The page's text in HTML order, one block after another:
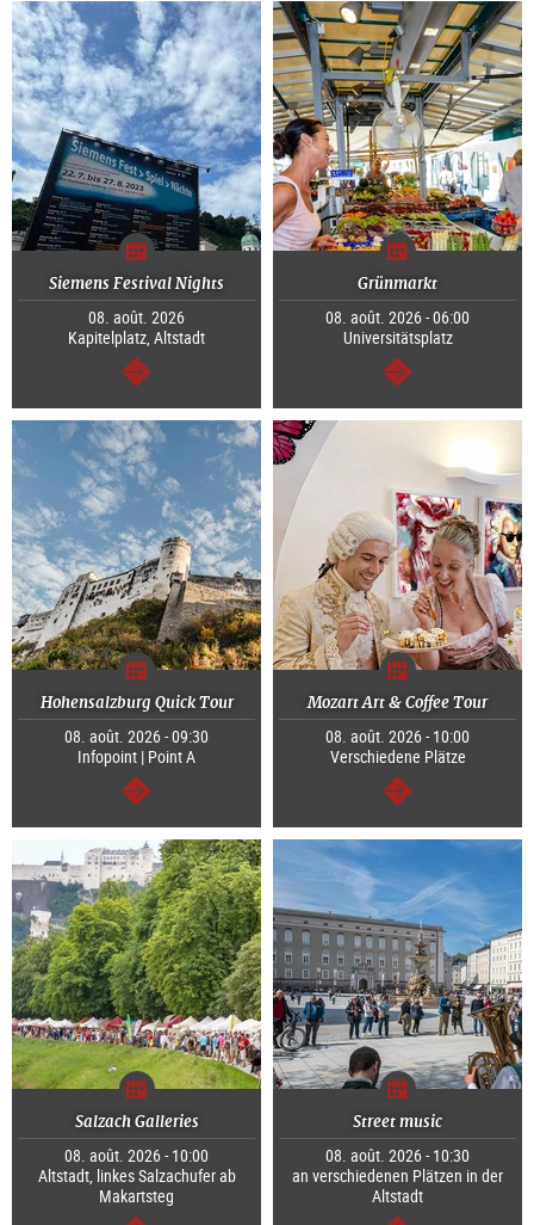
Siemens Festival Nights
08. août. 2026
Kapitelplatz, Altstadt
Continuer
Grünmarkt
08. août. 2026 - 06:00
Universitätsplatz
Continuer
Hohensalzburg Quick Tour
08. août. 2026 - 09:30
Infopoint | Point A
Continuer
Mozart Art & Coffee Tour
08. août. 2026 - 10:00
Verschiedene Plätze
Continuer
Salzach Galleries
08. août. 2026 - 10:00
Altstadt, linkes Salzachufer ab
Makartsteg
Street music
08. août. 2026 - 10:30
an verschiedenen Plätzen in der
Altstadt